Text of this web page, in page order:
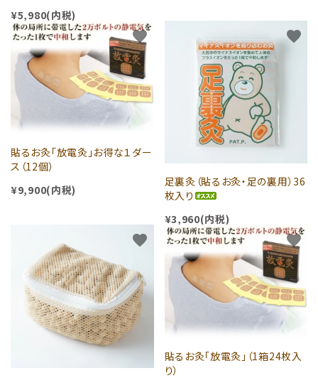
¥5,980(内税)
貼るお灸「放電灸」お得な１ダー
ス（12個）
¥9,900(内税)
favorite
足裏灸（貼るお灸・足の裏用）36
枚入り
¥3,960(内税)
favorite
favorite
貼るお灸「放電灸」（1箱24枚入
り）
favorite